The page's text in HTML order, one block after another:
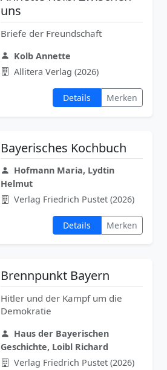
uns
Briefe der Freundschaft
Kolb Annette
Allitera Verlag (2026)
Details Merken
Bayerisches Kochbuch
Hofmann Maria, Lydtin
Helmut
Verlag Friedrich Pustet (2026)
Details Merken
Brennpunkt Bayern
Hitler und der Kampf um die
Demokratie
Haus der Bayerischen
Geschichte, Loibl Richard
Verlag Friedrich Pustet (2026)